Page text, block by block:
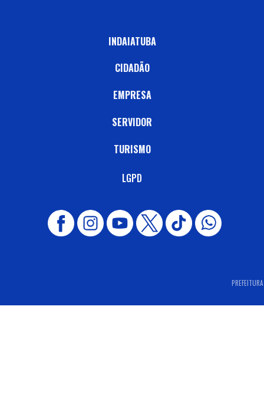
INDAIATUBA
CIDADÃO
EMPRESA
SERVIDOR
TURISMO
LGPD